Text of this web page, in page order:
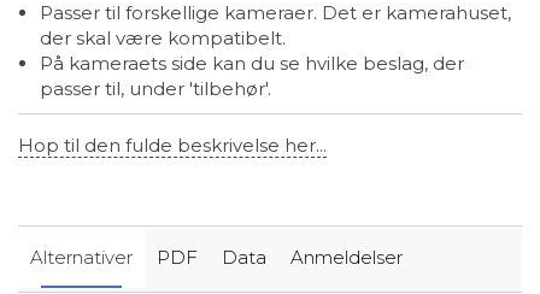
Passer til forskellige kameraer. Det er kamerahuset,
der skal være kompatibelt.
På kameraets side kan du se hvilke beslag, der
passer til, under 'tilbehør'.
Hop til den fulde beskrivelse her...
Alternativer PDF Data Anmeldelser